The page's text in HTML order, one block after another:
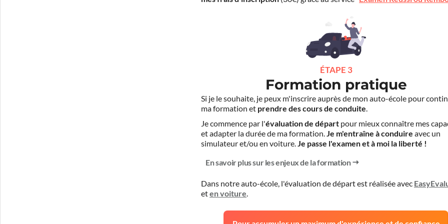
ÉTAPE 3
Formation pratique
Si je le souhaite, je peux m'inscrire auprès de mon auto-école pour
ma formation et prendre des cours de conduite.
Je commence par l'évaluation de départ pour mieux connaître mes
et adapter la durée de ma formation. Je m'entraîne à conduire avec un
simulateur et/ou en voiture. Je passe l'examen et à moi la liberté !
En savoir plus sur les enjeux de la formation
Dans notre auto-école, l'évaluation de départ est réalisée avec
eten voiture